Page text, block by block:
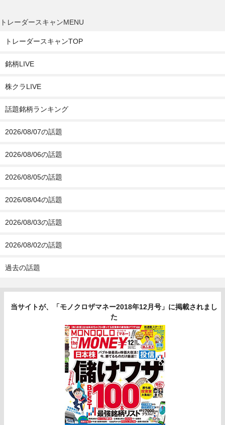
トレーダースキャンMENU
トレーダースキャンTOP
銘柄LIVE
株クラLIVE
話題銘柄ランキング
2026/08/07の話題
2026/08/06の話題
2026/08/05の話題
2026/08/04の話題
2026/08/03の話題
2026/08/02の話題
過去の話題
当サイトが、「モノクロザマネー2018年12月号」に掲載されまし
た